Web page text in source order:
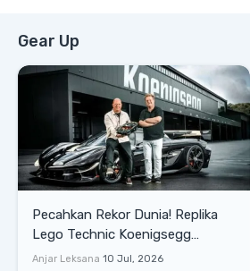
Gear Up
Pecahkan Rekor Dunia! Replika
Lego Technic Koenigsegg
Sadair's Spear Ukuran Asli Sukses
Anjar Leksana 10 Jul, 2026